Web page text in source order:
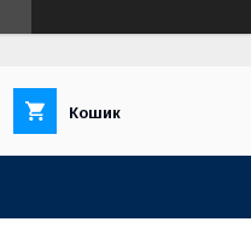
Кошик